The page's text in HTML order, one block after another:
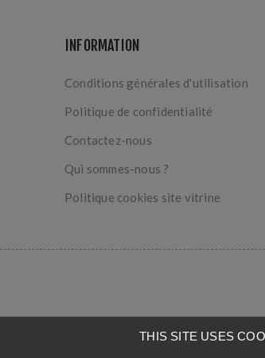
INFORMATION
Conditions générales d'utilisation
Politique de confidentialité
Contactez-nous
Qui sommes-nous ?
Politique cookies site vitrine
THIS SITE USES